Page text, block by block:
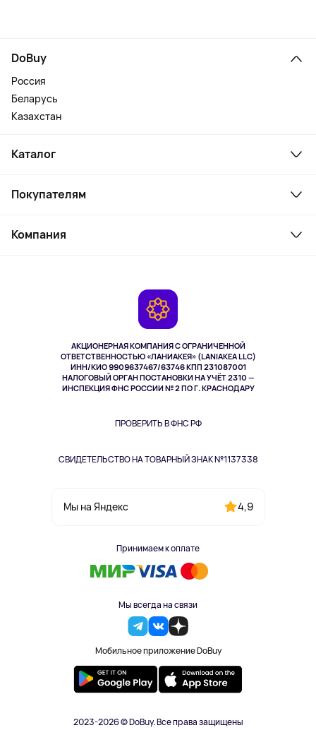
АКЦИОНЕРНАЯ КОМПАНИЯ С ОГРАНИЧЕННОЙ
ОТВЕТСТВЕННОСТЬЮ «ЛАНИАКЕЯ» (LANIAKEA LLC)
ИНН/КИО 9909637467/63746 КПП 231087001
НАЛОГОВЫЙ ОРГАН ПОСТАНОВКИ НА УЧЁТ 2310 —
ИНСПЕКЦИЯ ФНС РОССИИ № 2 ПО Г. КРАСНОДАРУ
ПРОВЕРИТЬ В ФНС РФ
СВИДЕТЕЛЬСТВО НА ТОВАРНЫЙ ЗНАК №1137338
Мы на Яндекс 4,9
Принимаем к оплате
Мы всегда на связи
Мобильное приложение DoBuy
DoBuy
Россия
Беларусь
Казахстан
Каталог
Ноутбуки, мониторы, VR
Косметика и уход
Здоровье питомцев
Одежда и аксессуары
Покупателям
Как заказать
Компания
2023-2026 © DoBuy. Все права защищены